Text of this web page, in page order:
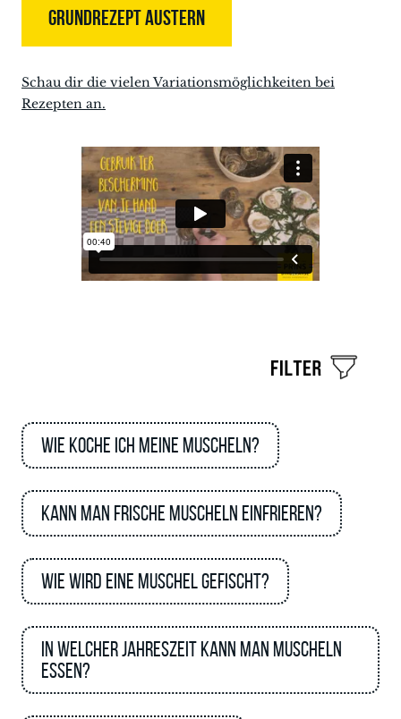
GRUNDREZEPT AUSTERN
Schau dir die vielen Variationsmöglichkeiten bei
Rezepten an.
Wie koche ich meine Muscheln?
Kann man frische Muscheln einfrieren?
Wie wird eine Muschel gefischt?
In welcher Jahreszeit kann man Muscheln
essen?